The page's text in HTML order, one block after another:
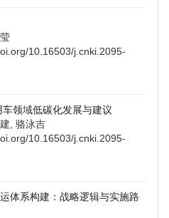
10.16503/j.cnki.2095-
领域低碳化发展与建议
, 骆泳吉
10.16503/j.cnki.2095-
体系构建：战略逻辑与实施路